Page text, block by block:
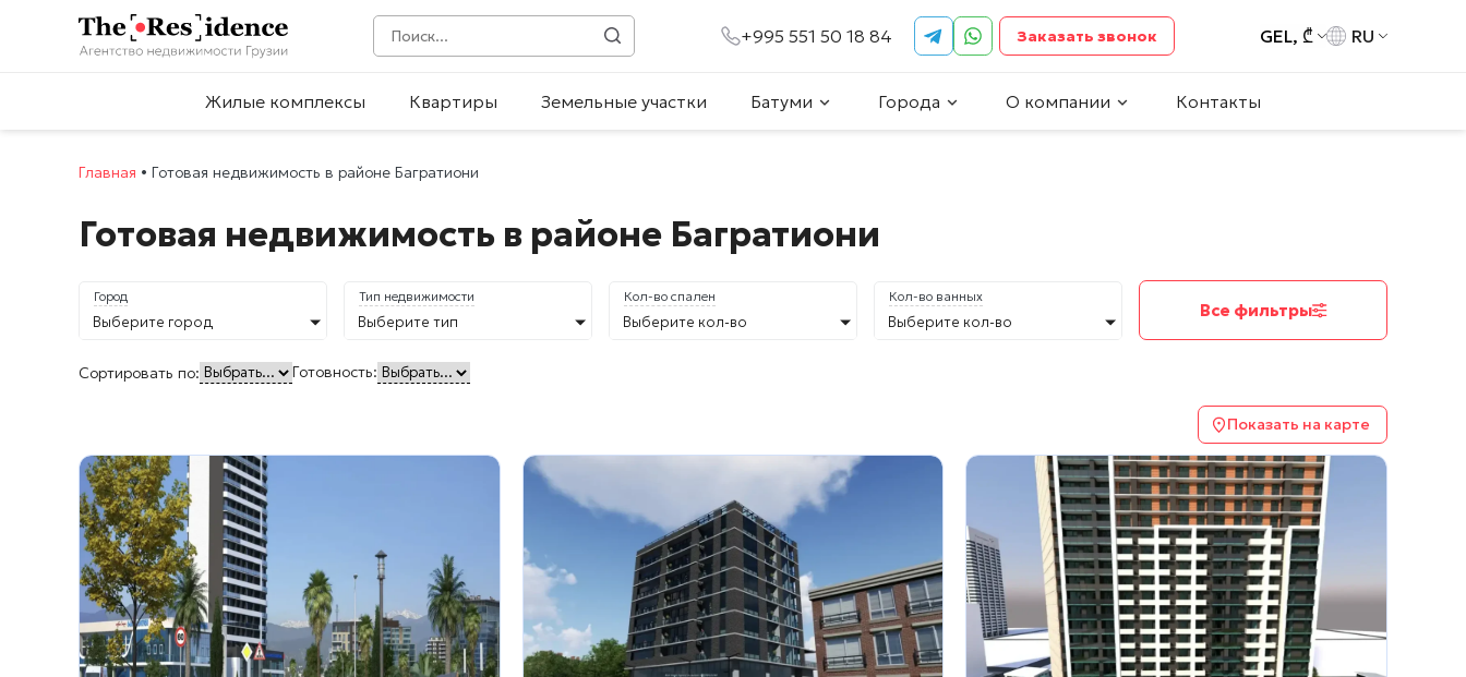
+995 551 50 18 84 Заказать звонок GEL, ₾ RU
Жилые комплексы Квартиры Земельные участки Батуми Города О компании Контакты
Главная • Готовая недвижимость в районе Багратиони
Готовая недвижимость в районе Багратиони
Город
Выберите город
Тип недвижимости
Выберите тип
Кол-во спален
Выберите кол-во
Кол-во ванных
Выберите кол-во
Все фильтры
Сортировать по: Готовность:
Показать на карте